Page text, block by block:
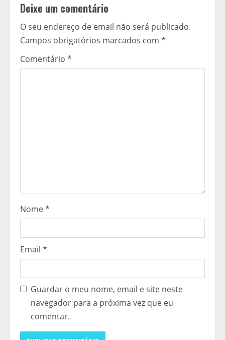
t
i
n
u
r
Deixe um comentário
O seu endereço de email não será publicado.
Campos obrigatórios marcados com *
Comentário *
Nome*
Email *
Guardar o meu nome, email e site neste
navegador para a próxima vez que eu
comentar.